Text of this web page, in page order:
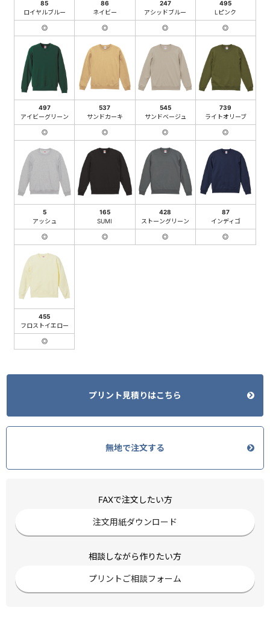
85
ロイヤルブルー
◎
86
ネイビー
◎
247
アシッドブルー
◎
495
Lピンク
◎
497
アイビーグリーン
◎
537
サンドカーキ
◎
545
サンドベージュ
◎
739
ライトオリーブ
◎
5
アッシュ
◎
165
SUMI
◎
428
ストーングリーン
◎
87
インディゴ
◎
455
フロストイエロー
◎
プリント見積りはこちら
無地で注文する
FAXで注文したい方
注文用紙ダウンロード
相談しながら作りたい方
プリントご相談フォーム